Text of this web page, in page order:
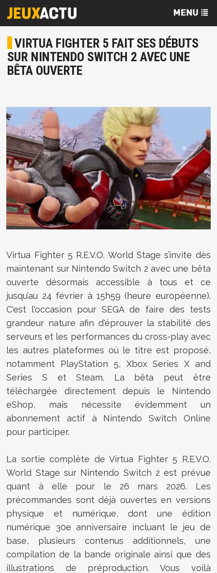
VIRTUA FIGHTER 5 FAIT SES DÉBUTS
SUR NINTENDO SWITCH 2 AVEC UNE
BÊTA OUVERTE
Virtua Fighter 5 R.E.V.O. World Stage s’invite dès
maintenant sur Nintendo Switch 2 avec une bêta
ouverte désormais accessible à tous et ce
jusqu’au 24 février à 15h59 (heure européenne).
C'est l'occasion pour SEGA de faire des tests
grandeur nature afin d'éprouver la stabilité des
serveurs et les performances du cross-play avec
les autres plateformes où le titre est proposé,
notamment PlayStation 5, Xbox Series X and
Series S et Steam. La bêta peut être
téléchargée directement depuis le Nintendo
eShop, mais nécessite évidemment un
abonnement actif à Nintendo Switch Online
pour participer.
La sortie complète de Virtua Fighter 5 R.E.V.O.
World Stage sur Nintendo Switch 2 est prévue
quant à elle pour le 26 mars 2026. Les
précommandes sont déjà ouvertes en versions
physique et numérique, dont une édition
numérique 30e anniversaire incluant le jeu de
base, plusieurs contenus additionnels, une
compilation de la bande originale ainsi que des
illustrations de préproduction. Vous voilà